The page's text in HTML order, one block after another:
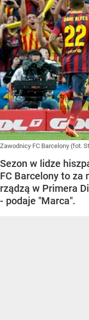
Zawodnicy FC Barcelony (fot.
Sezon w lidze
FC Barcelony to za
rządzą w Primera
- podaje "Marca".